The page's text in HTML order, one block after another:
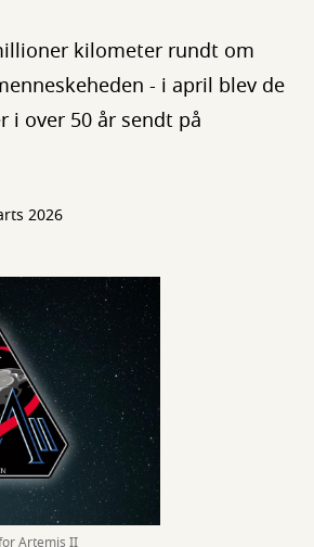
kilometer rundt om
- i april blev de
i over 50 år sendt på
2026
Artemis II